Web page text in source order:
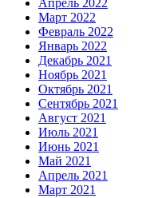
Апрель 2022
Март 2022
Февраль 2022
Январь 2022
Декабрь 2021
Ноябрь 2021
Октябрь 2021
Сентябрь 2021
Август 2021
Июль 2021
Июнь 2021
Май 2021
Апрель 2021
Март 2021